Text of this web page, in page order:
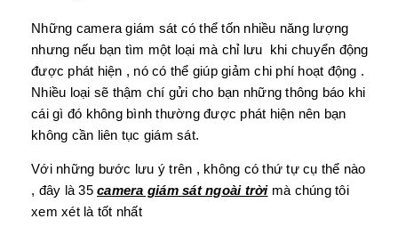
Những camera giám sát có thể tốn nhiều năng lượng
nhưng nếu bạn tìm một loại mà chỉ lưu khi chuyển động
được phát hiện , nó có thể giúp giảm chi phí hoạt động .
Nhiều loại sẽ thậm chí gửi cho bạn những thông báo khi
cái gì đó không bình thường được phát hiện nên bạn
không cần liên tục giám sát.
Với những bước lưu ý trên , không có thứ tự cụ thể nào
, đây là 35 camera giám sát ngoài trờimà chúng tôi
xem xét là tốt nhất